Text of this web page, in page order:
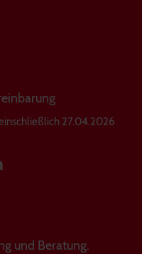
27.04.2026
und Beratung.